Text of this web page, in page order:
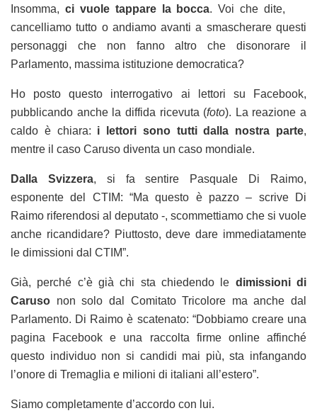
Insomma, ci vuole tappare la bocca. Voi che dite,
cancelliamo tutto o andiamo avanti a smascherare questi
personaggi che non fanno altro che disonorare il
Parlamento, massima istituzione democratica?
Ho posto questo interrogativo ai lettori su Facebook,
pubblicando anche la diffida ricevuta (foto). La reazione a
caldo è chiara: i lettori sono tutti dalla nostra parte,
mentre il caso Caruso diventa un caso mondiale.
Dalla Svizzera, si fa sentire Pasquale Di Raimo,
esponente del CTIM: “Ma questo è pazzo – scrive Di
Raimo riferendosi al deputato -, scommettiamo che si vuole
anche ricandidare? Piuttosto, deve dare immediatamente
le dimissioni dal CTIM”.
Già, perché c’è già chi sta chiedendo le dimissioni di
Caruso non solo dal Comitato Tricolore ma anche dal
Parlamento. Di Raimo è scatenato: “Dobbiamo creare una
pagina Facebook e una raccolta firme online affinché
questo individuo non si candidi mai più, sta infangando
l’onore di Tremaglia e milioni di italiani all’estero”.
Siamo completamente d’accordo con lui.